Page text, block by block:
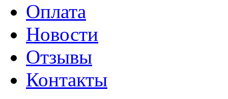
Оплата
Новости
Отзывы
Контакты